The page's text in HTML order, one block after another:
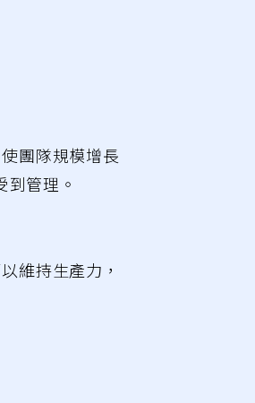
團隊規模增長
管理。
維持生產力，